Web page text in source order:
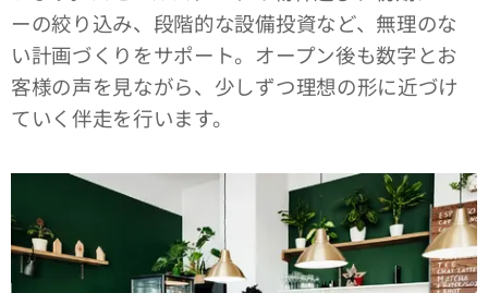
ーの絞り込み、段階的な設備投資など、無理のな
い計画づくりをサポート。オープン後も数字とお
客様の声を見ながら、少しずつ理想の形に近づけ
ていく伴走を行います。